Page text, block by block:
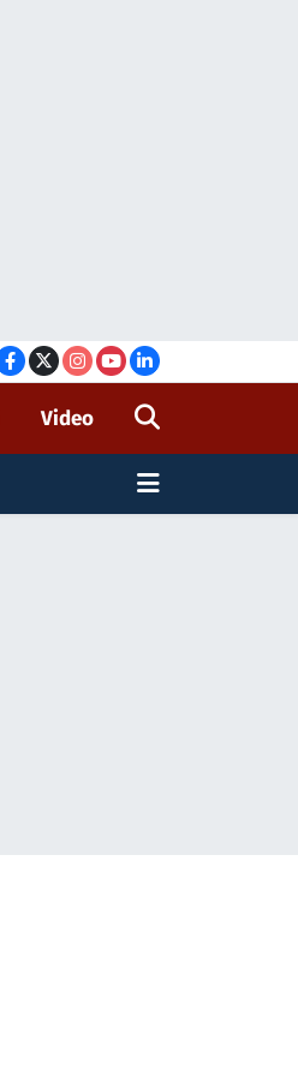
Video